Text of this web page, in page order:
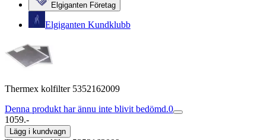
Elgiganten Företag
Elgiganten Kundklubb
Thermex kolfilter 5352162009
Denna produkt har ännu inte blivit bedömd.0
1059.-
Lägg i kundvagn